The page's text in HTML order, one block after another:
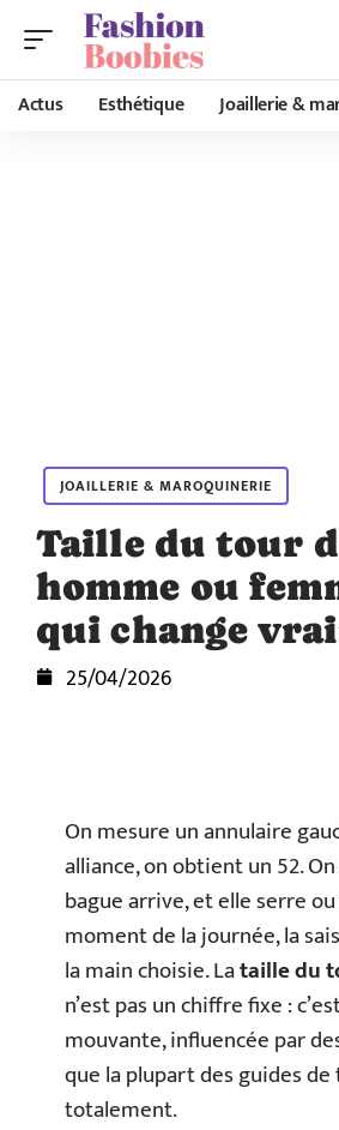
Actus Esthétique Joaillerie &
JOAILLERIE & MAROQUINERIE
Taille du tour
homme ou
qui change
25/04/2026
On mesure un annulaire
alliance, on obtient un 52.
bague arrive, et elle serre
moment de la journée, la
la main choisie. Lataille du
n’est pas un chiffre fixe :
mouvante, influencée par
que la plupart des guides
totalement.